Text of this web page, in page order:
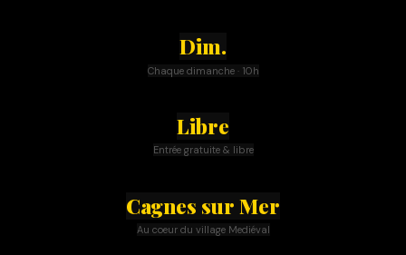
Dim.
Chaque dimanche · 10h
Libre
Entrée gratuite & libre
Cagnes sur Mer
Au coeur du village Mediéval